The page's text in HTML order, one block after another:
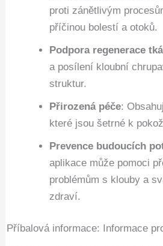
proti zánětlivým
příčinou bolestí a otoků.
Podpora regenerace
a posílení kloubní
struktur.
Přirozená péče:
které jsou šetrné k
Prevence budoucích
aplikace může pomoci
problémům s klouby a
zdraví.
Příbalová informace: Informace